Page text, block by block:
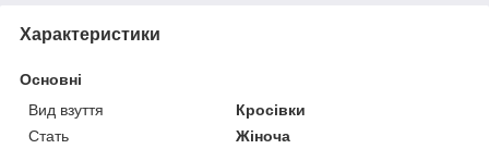
Характеристики
Основні
Вид взуття
Кросівки
Стать
Жіноча